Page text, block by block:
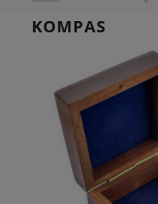
KOMPAS